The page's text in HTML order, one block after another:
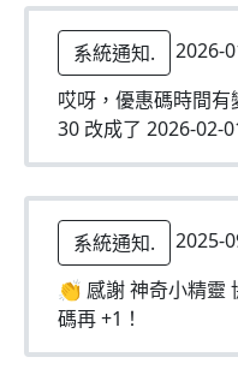
系統通知.
2026-
哎呀，優惠碼時間
30 改成了 2026-02-
系統通知.
2025-
👏 感謝 神奇小精靈
碼再 +1！